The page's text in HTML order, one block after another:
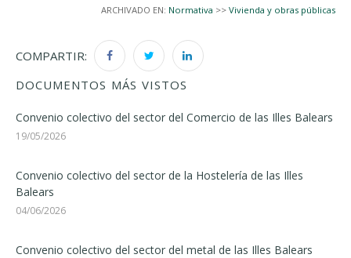
ARCHIVADO EN: Normativa >> Vivienda y obras públicas
COMPARTIR:
DOCUMENTOS MÁS VISTOS
Convenio colectivo del sector del Comercio de las Illes Balears
19/05/2026
Convenio colectivo del sector de la Hostelería de las Illes
Balears
04/06/2026
Convenio colectivo del sector del metal de las Illes Balears